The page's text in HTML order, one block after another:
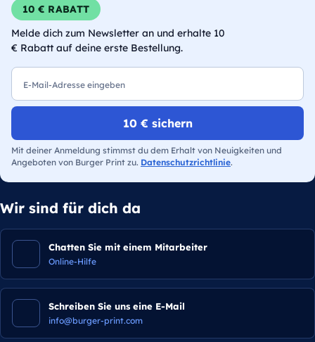
10 € RABATT
Melde dich zum Newsletter an und erhalte 10
€ Rabatt auf deine erste Bestellung.
10 € sichern
Mit deiner Anmeldung stimmst du dem Erhalt von Neuigkeiten und
Angeboten von Burger Print zu. Datenschutzrichtlinie.
Wir sind für dich da
Chatten Sie mit einem Mitarbeiter
Online-Hilfe
Schreiben Sie uns eine E-Mail
info@burger-print.com